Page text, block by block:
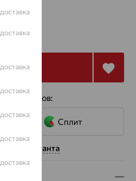
₽
сервисов:
Сплит
консультанта
доставка
доставка
доставка
доставка
доставка
доставка
доставка